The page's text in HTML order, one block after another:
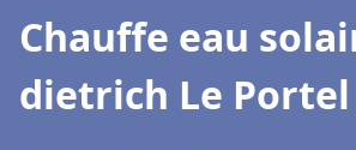
Chauffe eau
dietrich Le Portel